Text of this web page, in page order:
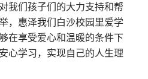
我们孩子们的大力支持和帮
，惠泽我们白沙校园里爱学
在享受爱心和温暖的条件下
心学习，实现自己的人生理